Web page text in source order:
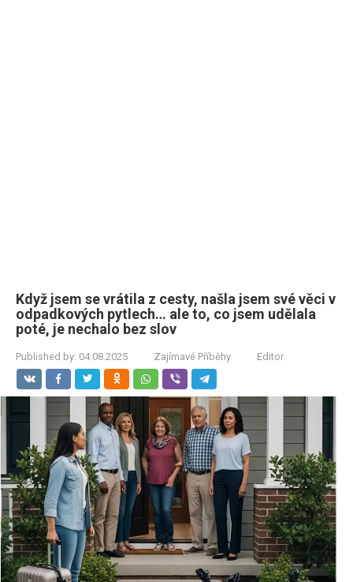
Když jsem se vrátila z cesty, našla jsem své věci v
odpadkových pytlech… ale to, co jsem udělala
poté, je nechalo bez slov
Published by: 04.08.2025 Zajímavé Příběhy Editor